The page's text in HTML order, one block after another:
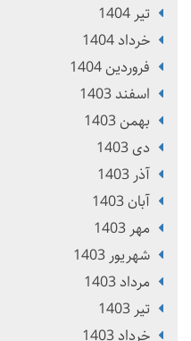
تير 1404
خرداد 1404
فروردین 1404
اسفند 1403
بهمن 1403
دی 1403
آذر 1403
آبان 1403
مهر 1403
شهریور 1403
مرداد 1403
تير 1403
خرداد 1403